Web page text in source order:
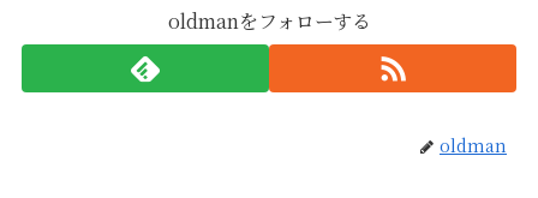
oldmanをフォローする
oldman